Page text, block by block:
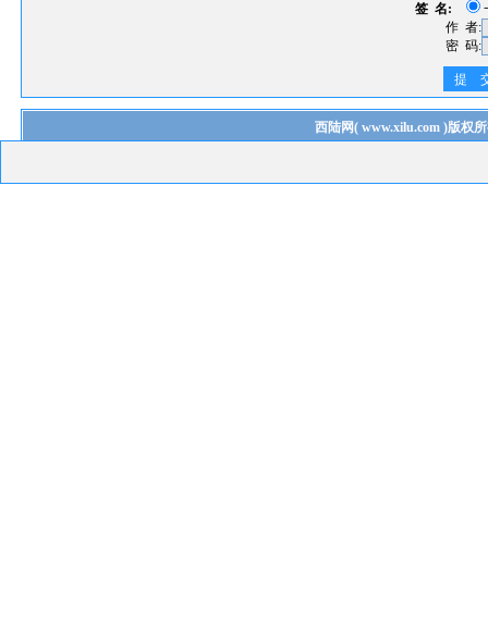
签 名:
作 者:
密 码:
提
西陆网( www.xilu.com)版权